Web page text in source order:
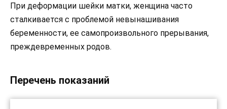
При деформации шейки матки, женщина часто
сталкивается с проблемой невынашивания
беременности, ее самопроизвольного прерывания,
преждевременных родов.
Перечень показаний